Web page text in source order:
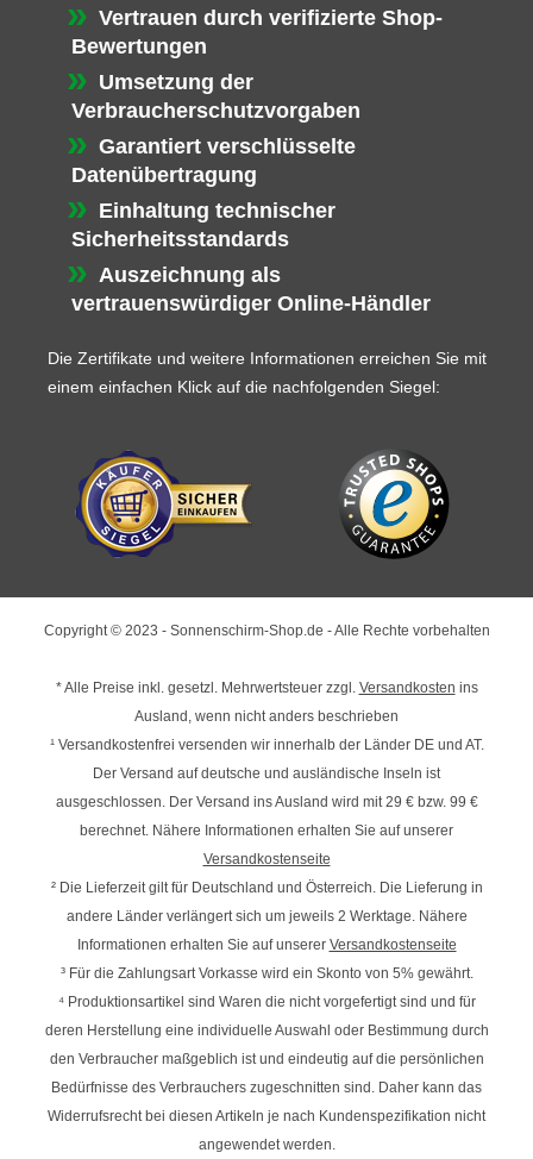
Vertrauen durch verifizierte Shop-
Bewertungen
Umsetzung der
Verbraucherschutzvorgaben
Garantiert verschlüsselte
Datenübertragung
Einhaltung technischer
Sicherheitsstandards
Auszeichnung als
vertrauenswürdiger Online-Händler
Die Zertifikate und weitere Informationen erreichen Sie mit
einem einfachen Klick auf die nachfolgenden Siegel:
Copyright © 2023 - Sonnenschirm-Shop.de - Alle Rechte vorbehalten
* Alle Preise inkl. gesetzl. Mehrwertsteuer zzgl. Versandkosten ins
Ausland, wenn nicht anders beschrieben
¹ Versandkostenfrei versenden wir innerhalb der Länder DE und AT.
Der Versand auf deutsche und ausländische Inseln ist
ausgeschlossen. Der Versand ins Ausland wird mit29 € bzw. 99 €
berechnet. Nähere Informationen erhalten Sie auf unserer
Versandkostenseite
² Die Lieferzeit gilt für Deutschland und Österreich. Die Lieferung in
andere Länder verlängert sich um jeweils 2 Werktage. Nähere
Informationen erhalten Sie auf unserer Versandkostenseite
³ Für die Zahlungsart Vorkasse wird ein Skonto von 5% gewährt.
⁴ Produktionsartikel sind Waren die nicht vorgefertigt sind und für
deren Herstellung eine individuelle Auswahl oder Bestimmung durch
den Verbraucher maßgeblich ist und eindeutig auf die persönlichen
Bedürfnisse des Verbrauchers zugeschnitten sind. Daher kann das
Widerrufsrecht bei diesen Artikeln je nach Kundenspezifikation nicht
angewendet werden.